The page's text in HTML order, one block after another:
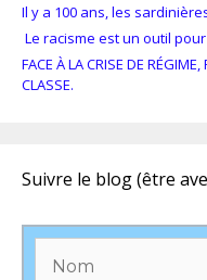
Il y a 100 ans, les
Le racisme est un outil
FACE À LA CRISE DE
CLASSE.
Suivre le blog (être